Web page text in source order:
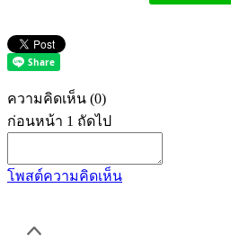
ความคิดเห็น (0)
ก่อนหน้า 1 ถัดไป
โพสต์ความคิดเห็น